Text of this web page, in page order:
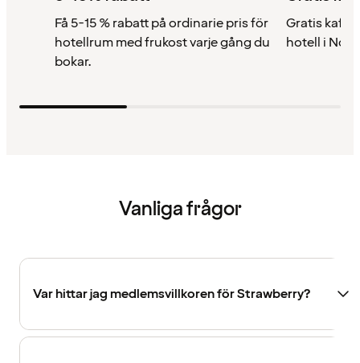
Få 5-15 % rabatt på ordinarie pris för
hotellrum med frukost varje gång du
bokar.
Gratis kaffe
hotell i
Vanliga frågor
Var hittar jag medlemsvillkoren för Strawberry?